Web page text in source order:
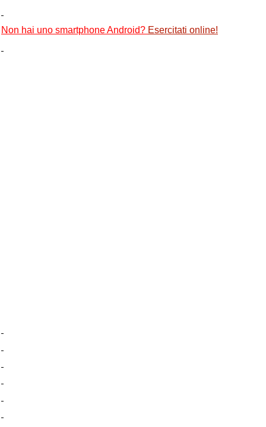
Non hai uno smartphone Android? Esercitati online!